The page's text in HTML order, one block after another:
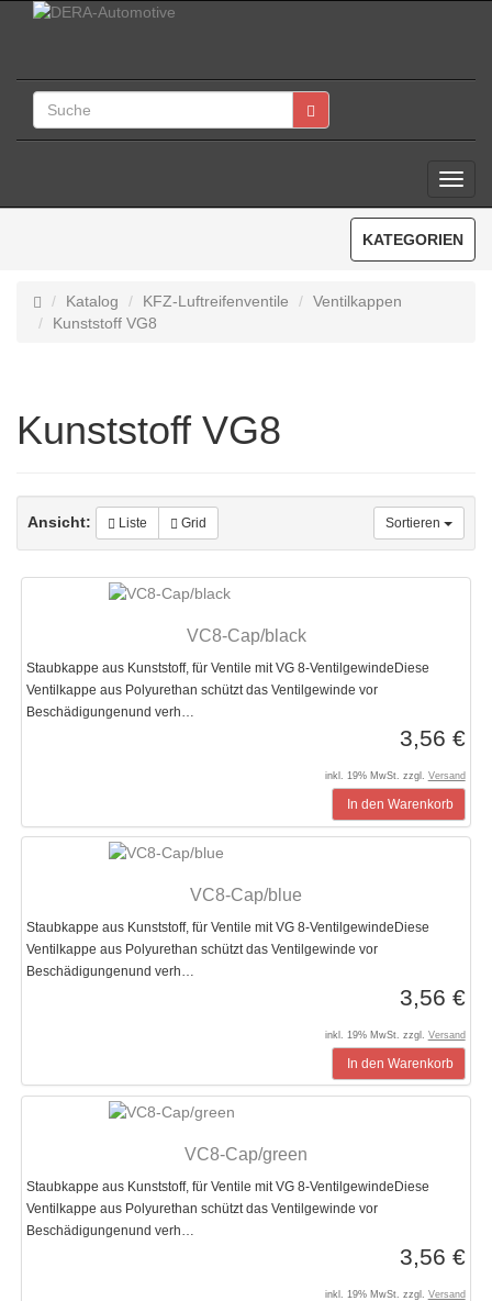
KATEGORIEN
Katalog KFZ-Luftreifenventile
Ventilkappen
Kunststoff VG8
Kunststoff VG8
Ansicht: Liste Grid Sortieren
VC8-Cap/black
Staubkappe aus Kunststoff, für Ventile mit VG 8-VentilgewindeDiese
Ventilkappe aus Polyurethan schützt das Ventilgewinde vor
Beschädigungenund verh…
3,56 €
inkl. 19% MwSt. zzgl. Versand
In den Warenkorb
VC8-Cap/blue
Staubkappe aus Kunststoff, für Ventile mit VG 8-VentilgewindeDiese
Ventilkappe aus Polyurethan schützt das Ventilgewinde vor
Beschädigungenund verh…
3,56 €
inkl. 19% MwSt. zzgl. Versand
In den Warenkorb
VC8-Cap/green
Staubkappe aus Kunststoff, für Ventile mit VG 8-VentilgewindeDiese
Ventilkappe aus Polyurethan schützt das Ventilgewinde vor
Beschädigungenund verh…
3,56 €
inkl. 19% MwSt. zzgl. Versand